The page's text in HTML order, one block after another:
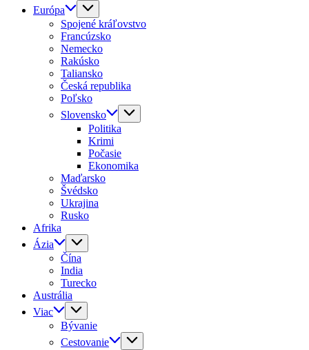
Európa
Spojené kráľovstvo
Francúzsko
Nemecko
Rakúsko
Taliansko
Česká republika
Poľsko
Slovensko
Politika
Krimi
Počasie
Ekonomika
Maďarsko
Švédsko
Ukrajina
Rusko
Afrika
Ázia
Čína
India
Turecko
Austrália
Viac
Bývanie
Cestovanie